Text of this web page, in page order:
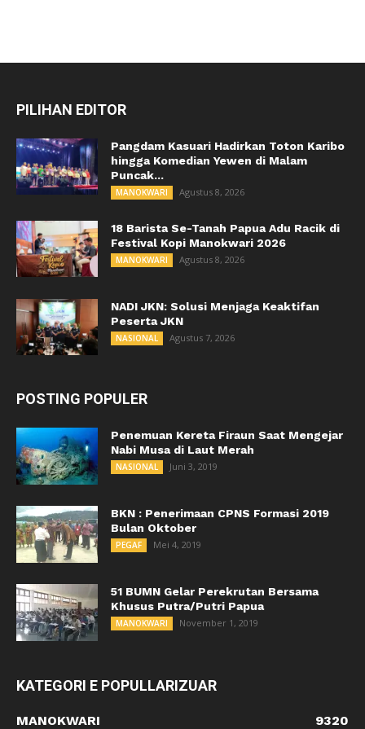
PILIHAN EDITOR
Pangdam Kasuari Hadirkan Toton Karibo
hingga Komedian Yewen di Malam
Puncak...
MANOKWARI Agustus 8, 2026
18 Barista Se-Tanah Papua Adu Racik di
Festival Kopi Manokwari 2026
MANOKWARI Agustus 8, 2026
NADI JKN: Solusi Menjaga Keaktifan
Peserta JKN
NASIONAL Agustus 7, 2026
POSTING POPULER
Penemuan Kereta Firaun Saat Mengejar
Nabi Musa di Laut Merah
NASIONAL Juni 3, 2019
BKN : Penerimaan CPNS Formasi 2019
Bulan Oktober
PEGAF Mei 4, 2019
51 BUMN Gelar Perekrutan Bersama
Khusus Putra/Putri Papua
MANOKWARI November 1, 2019
KATEGORI E POPULLARIZUAR
MANOKWARI
9320